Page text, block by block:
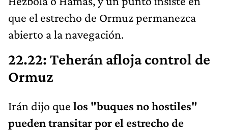
que el estrecho de Ormuz permanezca
abierto a la navegación.
22.22: Teherán afloja control de
Ormuz
Irán dijo que los "buques no hostiles"
pueden transitar por el estrecho de